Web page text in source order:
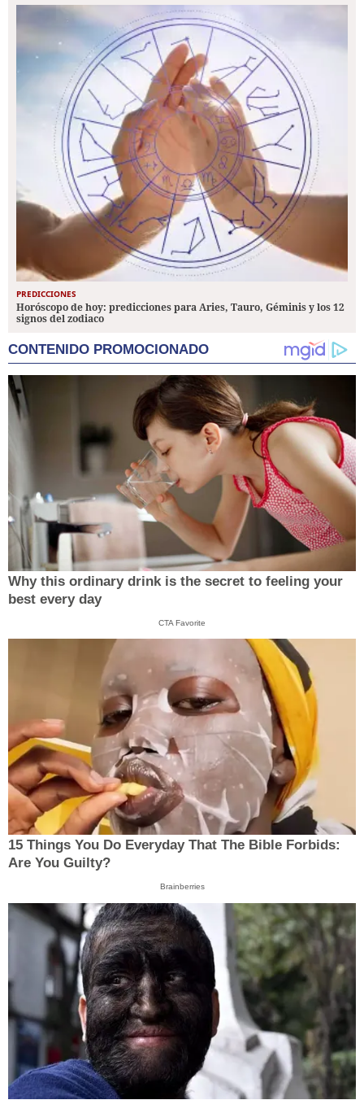
PREDICCIONES
Horóscopo de hoy: predicciones para Aries, Tauro, Géminis y los 12
signos del zodiaco
CONTENIDO PROMOCIONADO
Why this ordinary drink is the secret to feeling your
best every day
CTA Favorite
15 Things You Do Everyday That The Bible Forbids:
Are You Guilty?
Brainberries